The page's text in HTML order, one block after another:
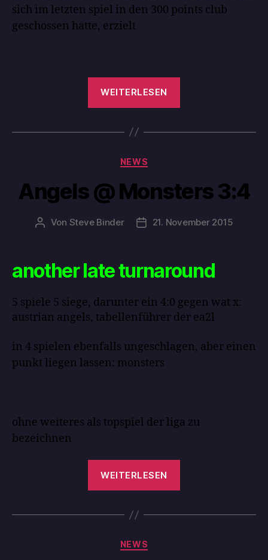
sich im letzten spiel in den 300 points club
geschossen hatte, erzielt
WEITERLESEN
NEWS
Angels @ Monsters 3:4
Von Steve Binder 21. November 2015
another late turnaround
5 spiele 5 siege, darunter ein 4:0 gegen wat x:
austrian angels, tabellenführer der ea2l
in 4 spielen ebenfalls ungeschlagen, aber einen
punkt liegen lassen: monsters
ohne weiteres als topspiel der liga zu
bezeichnen
WEITERLESEN
NEWS